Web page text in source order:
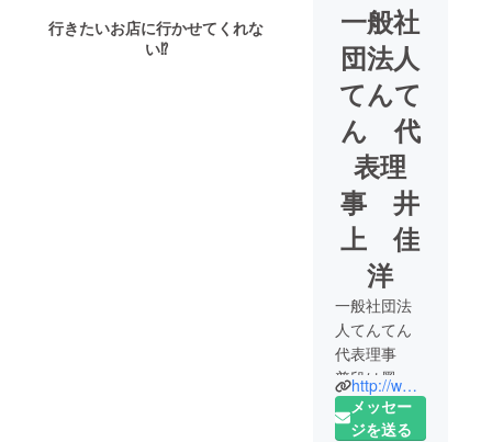
行きたいお店に行かせてくれな
い⁉
一般社
団法人
てんて
ん 代
表理
事 井
上 佳
洋
一般社団法
人てんてん
代表理事
普段は墨田
区商店街連
合会 事務
http://www.tenten.tokyo/
メッセー
ジを送る